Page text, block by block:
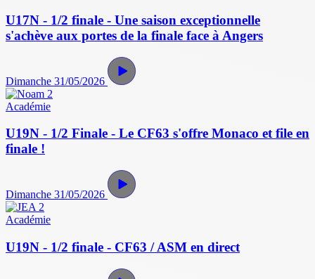
U17N - 1/2 finale - Une saison exceptionnelle
s'achève aux portes de la finale face à Angers
Dimanche 31/05/2026
Académie
U19N - 1/2 Finale - Le CF63 s'offre Monaco et file en
finale !
Dimanche 31/05/2026
Académie
U19N - 1/2 finale - CF63 / ASM en direct